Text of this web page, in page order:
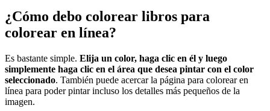
¿Cómo debo colorear libros para
colorear en línea?
Es bastante simple. Elija un color, haga clic en él y luego
simplemente haga clic en el área que desea pintar con el color
seleccionado. También puede acercar la página para colorear en
línea para poder pintar incluso los detalles más pequeños de la
imagen.